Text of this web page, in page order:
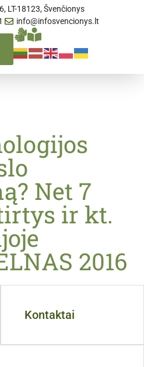
LT-18123, Švenčionys
info@infosvencionys.lt
Net 7
ir kt.
2016
Kontaktai